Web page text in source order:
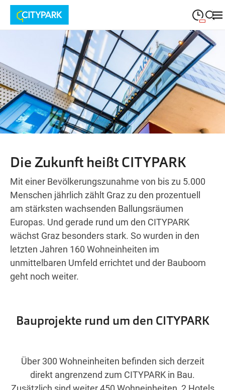
Suche schließen
09:00— 19:30
Dienstag
09:00—19:30
Mittwoch
MITTWOCH 09:00—19:30
Donnerstag
DONNERSTAG
Samstag
Wegbeschreibung
Die Zukunft heißt CITYPARK
Mit einer Bevölkerungszunahme von bis zu 5.000
Menschen jährlich zählt Graz zu den prozentuell
am stärksten wachsenden Ballungsräumen
Europas. Und gerade rund um den CITYPARK
wächst Graz besonders stark. So wurden in den
letzten Jahren 160 Wohneinheiten im
unmittelbaren Umfeld errichtet und der Bauboom
geht noch weiter.
Bauprojekte rund um den CITYPARK
Über 300 Wohneinheiten befinden sich derzeit
direkt angrenzend zum CITYPARK in Bau.